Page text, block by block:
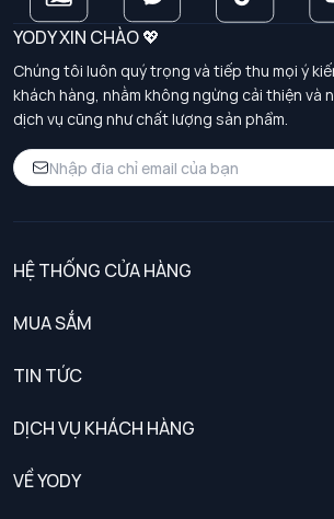
YODY XIN CHÀO 💖
Chúng tôi luôn quý trọng và tiếp thu mọi ý
khách hàng, nhằm không ngừng cải thiện và
dịch vụ cũng như chất lượng sản phẩm.
HỆ THỐNG CỬA HÀNG
MUA SẮM
TIN TỨC
DỊCH VỤ KHÁCH HÀNG
Chính sách khách hàng thân thiết
VỀ YODY